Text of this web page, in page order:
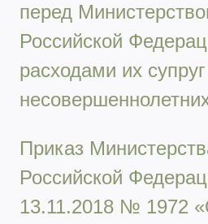
перед
Российской
расходами их
Приказ
Российской
13.11.2018 № 1972